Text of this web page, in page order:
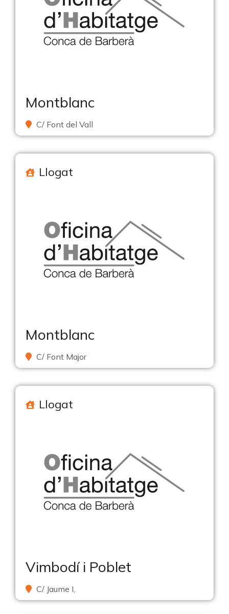
Montblanc
C/ Font del Vall
Llogat
Montblanc
C/ Font Major
Llogat
Vimbodí i Poblet
C/ Jaume I,